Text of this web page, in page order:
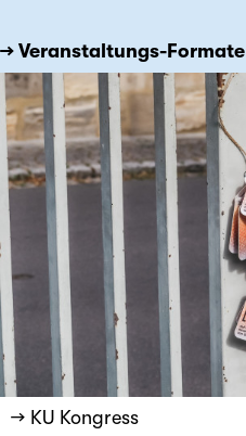
→ Veranstaltungs-Formate
→ KU Kongress